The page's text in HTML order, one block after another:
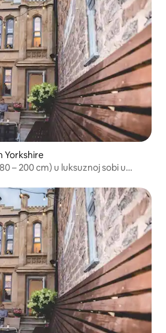
Yorkshire
– 200 cm) u luksuznoj sobi u